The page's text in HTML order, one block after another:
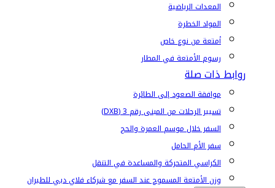
المعدات الرياضية
المواد الخطرة
أمتعة من نوع خاص
رسوم الأمتعة في المطار
روابط ذات صلة
موافقة الصعود إلى الطائرة
تسيير الرحلات من المبنى رقم 3 (DXB)
السفر خلال موسم العمرة والحج
سفر الأم الحامل
الكراسي المتحركة والمساعدة في التنقل
وزن الأمتعة المسموح عند السفر مع شركاء فلاي دبي للطيران